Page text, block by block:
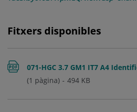
Fitxers disponibles
071-HGC 3.7 GM1 IT7 A4
pacientes V.3494 KB
(1 pàgina)